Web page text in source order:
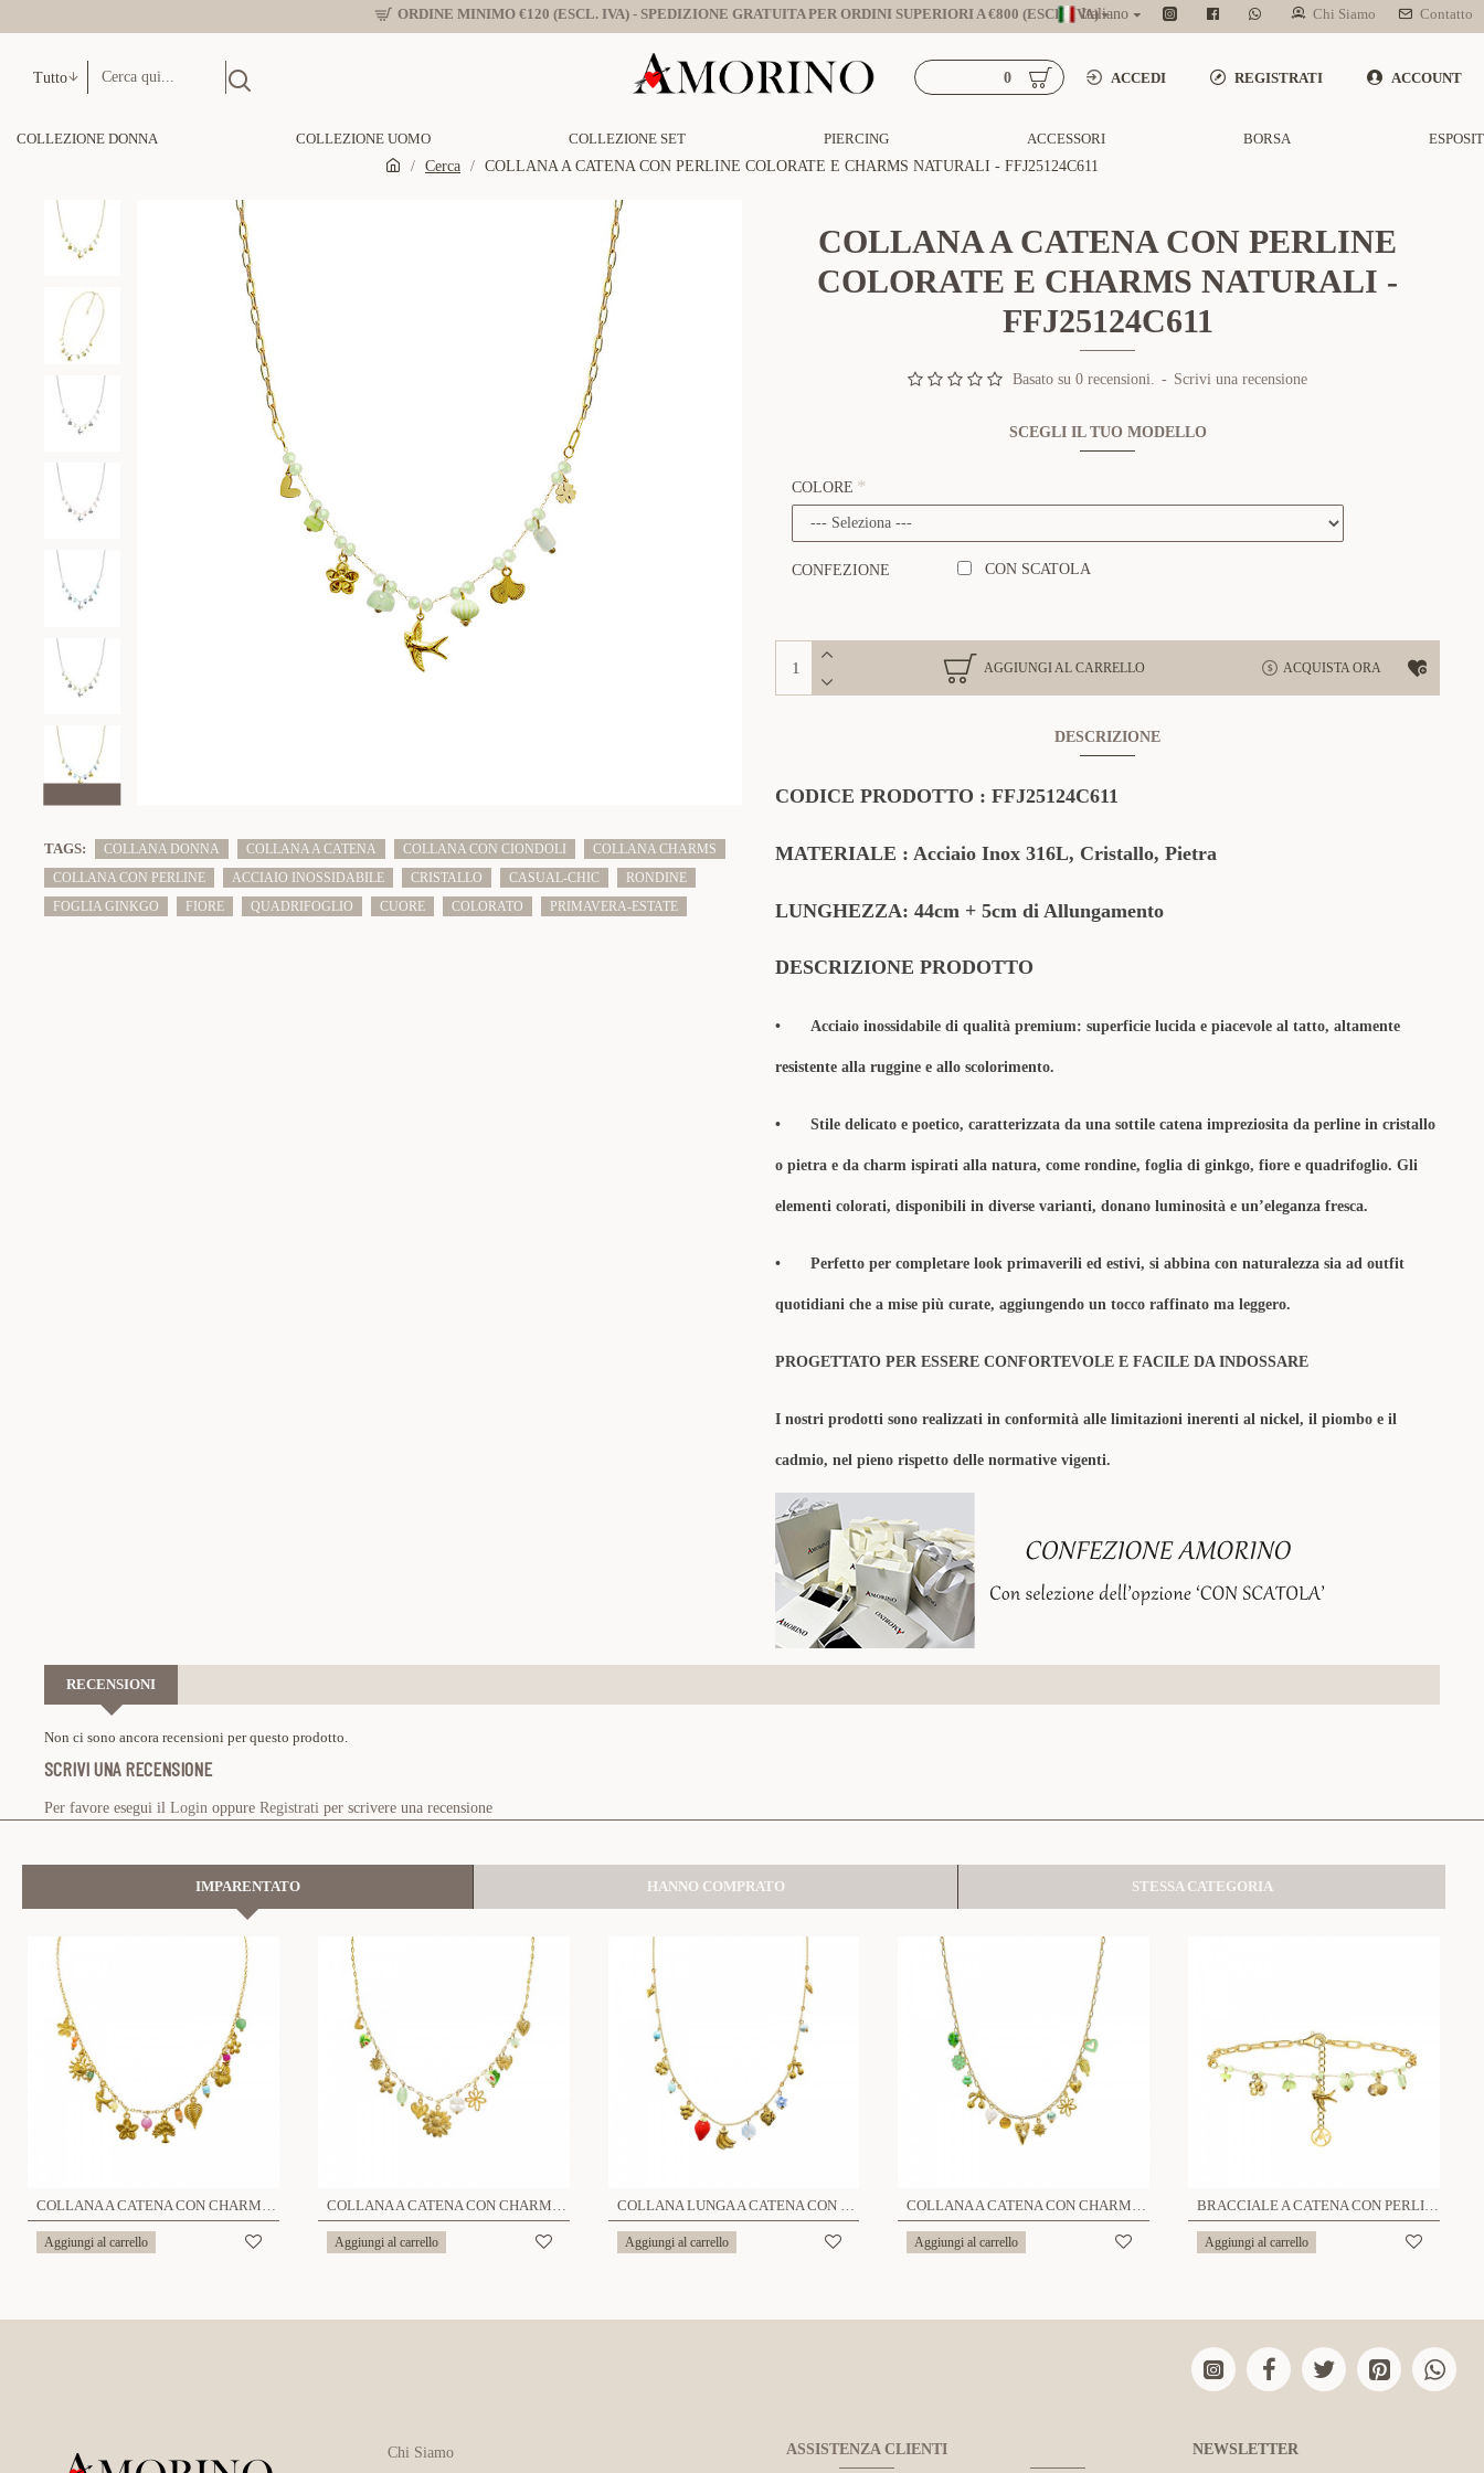
ORDINE MINIMO €120 (ESCL. IVA) - SPEDIZIONE GRATUITA PER ORDINI SUPERIORI A €800 (ESCL. IVA)Italiano Chi Siamo Contatto
Tutto ACCEDI REGISTRATI ACCOUNT
0
COLLEZIONE DONNA COLLEZIONE UOMO COLLEZIONE SET PIERCING ACCESSORI BORSA
Cerca
COLLANA A CATENA CON PERLINE COLORATE E CHARMS NATURALI - FFJ25124C611
TAGS: COLLANA DONNA COLLANA A CATENA COLLANA CON CIONDOLI
COLLANA CHARMS
COLLANA CON PERLINE
ACCIAIO INOSSIDABILE CRISTALLO CASUAL-CHIC
RONDINE
FOGLIA GINKGO
FIORE QUADRIFOGLIO CUORE COLORATO PRIMAVERA-ESTATE
COLLANA A CATENA CON PERLINE
COLORATE E CHARMS NATURALI -
FFJ25124C611
Basato su 0 recensioni. - Scrivi una recensione
SCEGLI IL TUO MODELLO
COLORE
CONFEZIONE CON SCATOLA
AGGIUNGI AL CARRELLO ACQUISTA ORA
DESCRIZIONE
CODICE PRODOTTO : FFJ25124C611
MATERIALE : Acciaio Inox 316L, Cristallo, Pietra
LUNGHEZZA: 44cm + 5cm di Allungamento
DESCRIZIONE PRODOTTO
• Acciaio inossidabile di qualità premium: superficie lucida e piacevole al tatto, altamente
resistente alla ruggine e allo scolorimento.
• Stile delicato e poetico, caratterizzata da una sottile catena impreziosita da perline in cristallo
o pietra e da charm ispirati alla natura, come rondine, foglia di ginkgo, fiore e quadrifoglio. Gli
elementi colorati, disponibili in diverse varianti, donano luminosità e un’eleganza fresca.
• Perfetto per completare look primaverili ed estivi, si abbina con naturalezza sia ad outfit
quotidiani che a mise più curate, aggiungendo un tocco raffinato ma leggero.
PROGETTATO PER ESSERE CONFORTEVOLE E FACILE DA INDOSSARE
I nostri prodotti sono realizzati in conformità alle limitazioni inerenti al nickel, il piombo e il
cadmio, nel pieno rispetto delle normative vigenti.
RECENSIONI
Non ci sono ancora recensioni per questo prodotto.
SCRIVI UNA RECENSIONE
Per favore esegui il Login oppure Registrati per scrivere una recensione
IMPARENTATO HANNO COMPRATO STESSA CATEGORIA
COLLANA A CATENA CON CHARMS - YNK241504A989
Aggiungi al carrello
COLLANA A CATENA CON CHARMS FLOREALI - FFJ251512C601
Aggiungi al carrello
COLLANA LUNGA A CATENA CON CHARMS FRUTTA - FFJ25132C609
Aggiungi al carrello
COLLANA A CATENA CON CHARMS MISTI - FFJ251456C607
Aggiungi al carrello
BRACCIALE A CATENA CON PERLINE COLORATE E CHARMS NATURALI - FFJ25944C610
Aggiungi al carrello
Chi Siamo ASSISTENZA CLIENTI NEWSLETTER